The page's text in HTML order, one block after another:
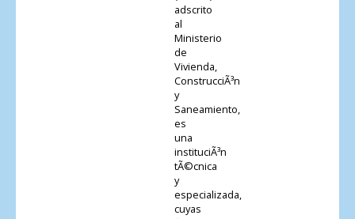
adscrito
al
Ministerio
de
Vivienda,
ConstrucciÃ³n
y
Saneamiento,
es
una
instituciÃ³n
tÃ©cnica
y
especializada,
cuyas